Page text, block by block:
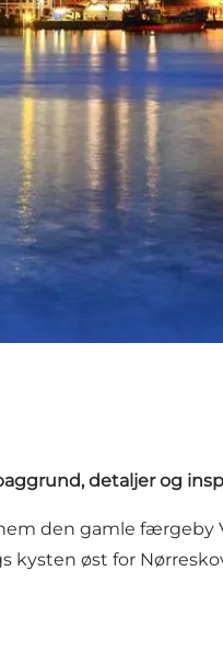
detaljer og
den gamle
kysten øst for